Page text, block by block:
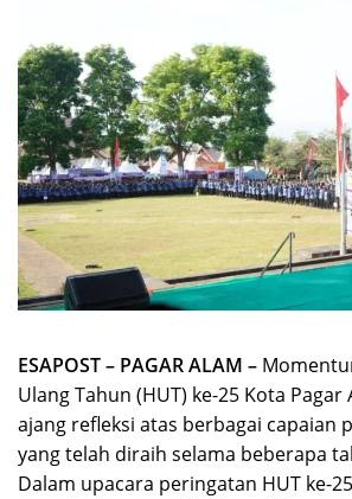
ESAPOST – PAGAR ALAM –
Ulang Tahun (HUT) ke-25 Kota
ajang refleksi atas berbagai capaian
yang telah diraih selama beberapa
Dalam upacara peringatan HUT ke-